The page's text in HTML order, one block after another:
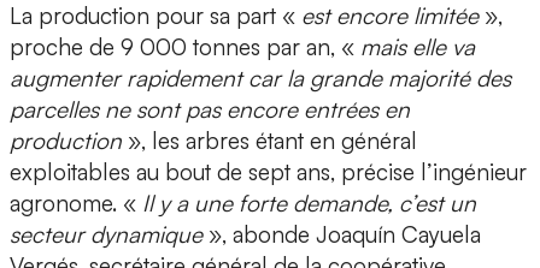
La production pour sa part « est encore limitée»,
proche de 9 000 tonnes par an, « mais elle va
augmenter rapidement car la grande majorité des
parcelles ne sont pas encore entrées en
production », les arbres étant en général
exploitables au bout de sept ans, précise l’ingénieur
agronome. « Il y a une forte demande, c’est un
secteur dynamique », abonde Joaquín Cayuela